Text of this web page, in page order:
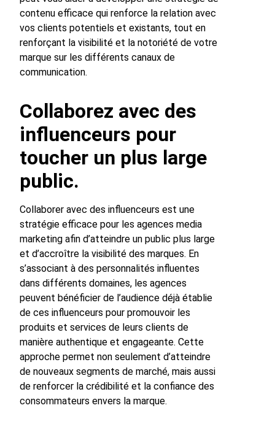
contenu efficace qui renforce la relation avec
vos clients potentiels et existants, tout en
renforçant la visibilité et la notoriété de votre
marque sur les différents canaux de
communication.
Collaborez avec des
influenceurs pour
toucher un plus large
public.
Collaborer avec des influenceurs est une
stratégie efficace pour les agences media
marketing afin d’atteindre un public plus large
et d’accroître la visibilité des marques. En
s’associant à des personnalités influentes
dans différents domaines, les agences
peuvent bénéficier de l’audience déjà établie
de ces influenceurs pour promouvoir les
produits et services de leurs clients de
manière authentique et engageante. Cette
approche permet non seulement d’atteindre
de nouveaux segments de marché, mais aussi
de renforcer la crédibilité et la confiance des
consommateurs envers la marque.